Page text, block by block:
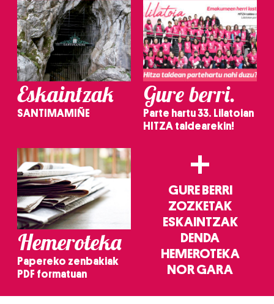
Eskaintzak
SANTIMAMIÑE
Gure berri.
Parte hartu 33. Lilatoian
HITZA taldearekin!
Hemeroteka
Papereko zenbakiak
PDF formatuan
+
GURE BERRI
ZOZKETAK
ESKAINTZAK
DENDA
HEMEROTEKA
NOR GARA